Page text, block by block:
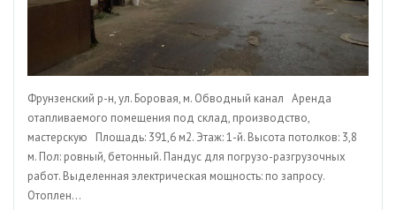
Фрунзенский р-н, ул. Боровая, м. Обводный канал Аренда
отапливаемого помещения под склад, производство,
мастерскую Площадь: 391,6 м2. Этаж: 1-й. Высота потолков: 3,8
м. Пол: ровный, бетонный. Пандус для погрузо-разгрузочных
работ. Выделенная электрическая мощность: по запросу.
Отоплен...